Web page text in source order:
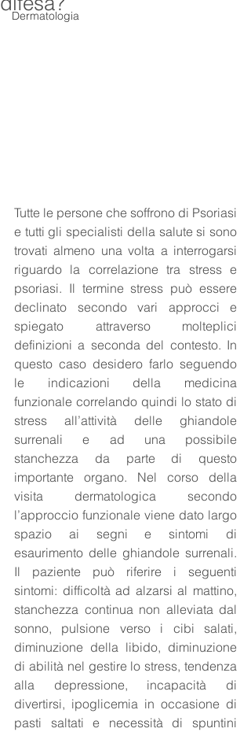
Dermatologia
Tutte le persone che soffrono di Psoriasi
e tutti gli specialisti della salute si sono
trovati almeno una volta a interrogarsi
riguardo la correlazione tra stress e
psoriasi. Il termine stress può essere
declinato secondo vari approcci e
spiegato attraverso molteplici
definizioni a seconda del contesto. In
questo caso desidero farlo seguendo
le indicazioni della medicina
funzionale correlando quindi lo stato di
stress all’attività delle ghiandole
surrenali e ad una possibile
stanchezza da parte di questo
importante organo. Nel corso della
visita dermatologica secondo
l’approccio funzionale viene dato largo
spazio ai segni e sintomi di
esaurimento delle ghiandole surrenali.
Il paziente può riferire i seguenti
sintomi: difficoltà ad alzarsi al mattino,
stanchezza continua non alleviata dal
sonno, pulsione verso i cibi salati,
diminuzione della libido, diminuzione
di abilità nel gestire lo stress, tendenza
alla depressione, incapacità di
divertirsi, ipoglicemia in occasione di
pasti saltati e necessità di spuntini